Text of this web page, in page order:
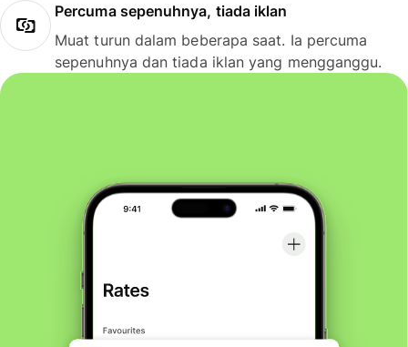
Percuma sepenuhnya, tiada iklan
Muat turun dalam beberapa saat. Ia percuma
sepenuhnya dan tiada iklan yang mengganggu.